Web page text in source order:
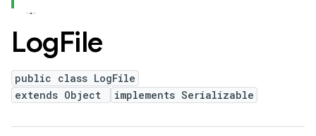
LogFile
public class LogFile
extends Object
implements Serializable